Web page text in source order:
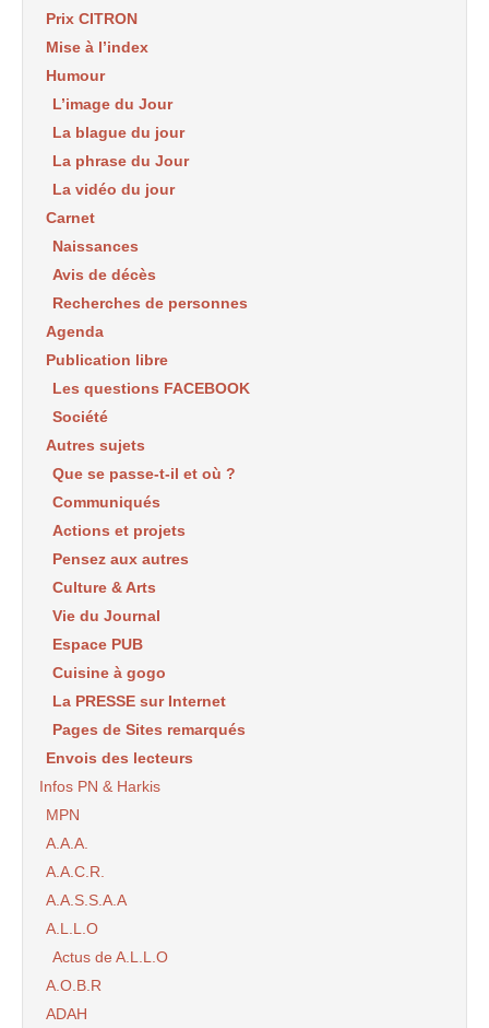
Prix CITRON
Mise à l’index
Humour
L’image du Jour
La blague du jour
La phrase du Jour
La vidéo du jour
Carnet
Naissances
Avis de décès
Recherches de personnes
Agenda
Publication libre
Les questions FACEBOOK
Société
Autres sujets
Que se passe-t-il et où ?
Communiqués
Actions et projets
Pensez aux autres
Culture & Arts
Vie du Journal
Espace PUB
Cuisine à gogo
La PRESSE sur Internet
Pages de Sites remarqués
Envois des lecteurs
Infos PN & Harkis
MPN
A.A.A.
A.A.C.R.
A.A.S.S.A.A
A.L.L.O
Actus de A.L.L.O
A.O.B.R
ADAH